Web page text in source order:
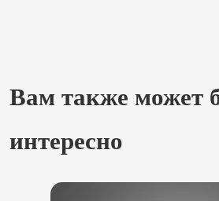
Вам также может
интересно